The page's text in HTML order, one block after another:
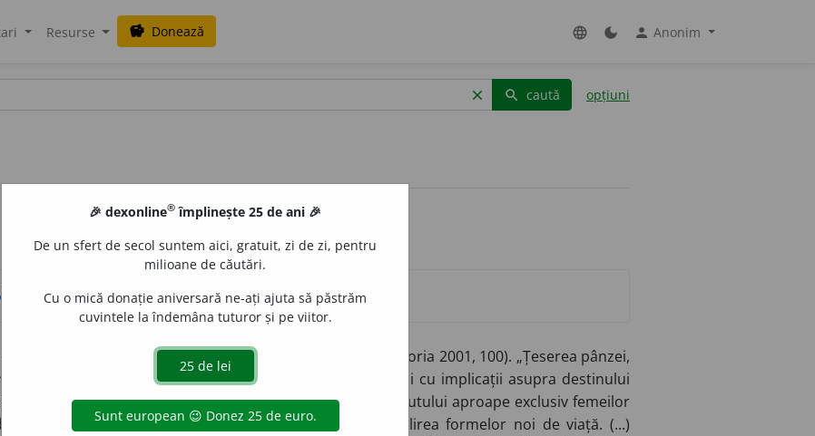
Resurse savings Donează language dark_mode person Anonim
clear search caută opțiuni
„D-ai ști țese și urzî / Cum te știi la joc suci...” (Memoria 2001, 100). „Țeserea pânzei,
e o îndeletnicire rituală cu semnificații cosmogonice și cu implicații asupra destinului
de ordin social, încredințarea artei torsului și țesutului aproape exclusiv femeilor
bazată pe analogia cu nașterea, procreația, zămislirea formelor noi de viață. (...)
🎉 dexonline® împlinește 25 de ani 🎉
De un sfert de secol suntem aici, gratuit, zi de zi, pentru
milioane de căutări.
Cu o mică donație aniversară ne-ați ajuta să păstrăm
cuvintele la îndemâna tuturor și pe viitor.